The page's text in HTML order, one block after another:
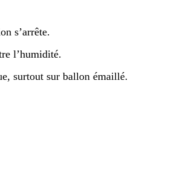
s’arrête.
l’humidité.
surtout sur ballon émaillé.